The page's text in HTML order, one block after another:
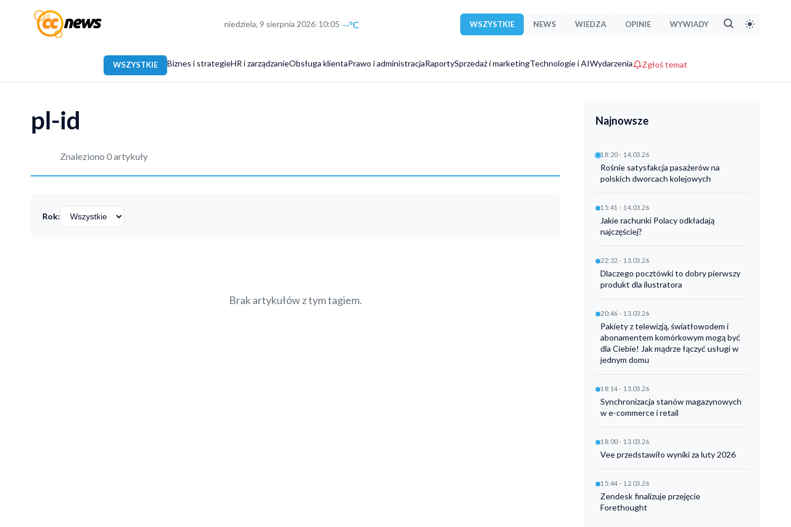
niedziela, 9 sierpnia 2026|10:05|--°C WSZYSTKIE NEWS WIEDZA OPINIE WYWIADY
WSZYSTKIE Biznes i strategieHR i zarządzanieObsługa klientaPrawo i administracjaRaportySprzedaż i marketingTechnologie i AIWydarzenia Zgłoś temat
pl-id
Znaleziono 0 artykuły
Rok:
Brak artykułów z tym tagiem.
Najnowsze
18:20 - 14.03.26
Rośnie satysfakcja pasażerów na
polskich dworcach kolejowych
15:41 - 14.03.26
Jakie rachunki Polacy odkładają
najczęściej?
22:32 - 13.03.26
Dlaczego pocztówki to dobry pierwszy
produkt dla ilustratora
20:46 - 13.03.26
Pakiety z telewizją, światłowodem i
abonamentem komórkowym mogą być
dla Ciebie! Jak mądrze łączyć usługi w
jednym domu
18:14 - 13.03.26
Synchronizacja stanów magazynowych
w e-commerce i retail
18:00 - 13.03.26
Vee przedstawiło wyniki za luty 2026
15:44 - 12.03.26
Zendesk finalizuje przejęcie
Forethought